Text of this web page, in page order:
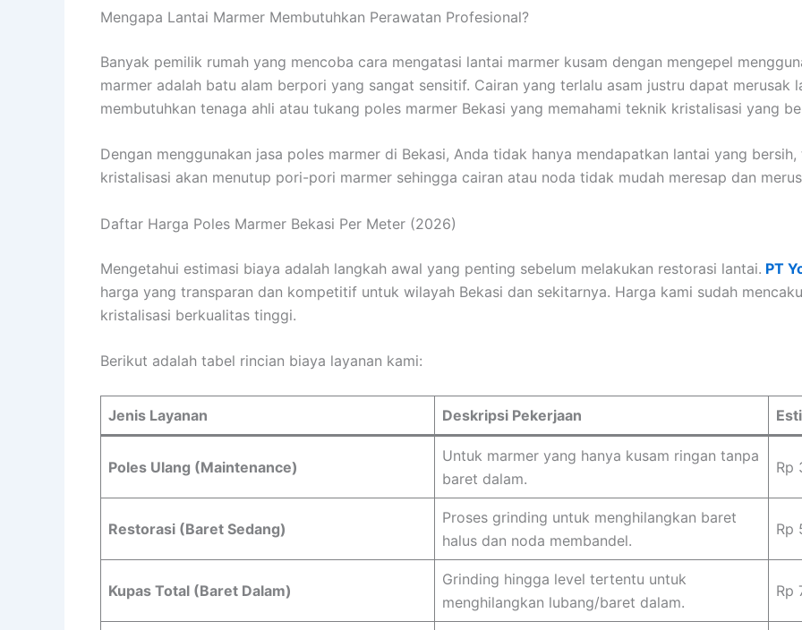
Mengapa Lantai Marmer Membutuhkan Perawatan Profesional?
Banyak pemilik rumah yang mencoba cara mengatasi lantai marmer kusam dengan mengepel
marmer adalah batu alam berpori yang sangat sensitif. Cairan yang terlalu asam justru dapat merusak
membutuhkan tenaga ahli atau tukang poles marmer Bekasi yang memahami teknik kristalisasi yang
Dengan menggunakan jasa poles marmer di Bekasi, Anda tidak hanya mendapatkan lantai yang
kristalisasi akan menutup pori-pori marmer sehingga cairan atau noda tidak mudah meresap dan
Daftar Harga Poles Marmer Bekasi Per Meter (2026)
Mengetahui estimasi biaya adalah langkah awal yang penting sebelum melakukan restorasi lantai. PT
harga yang transparan dan kompetitif untuk wilayah Bekasi dan sekitarnya. Harga kami sudah
kristalisasi berkualitas tinggi.
Berikut adalah tabel rincian biaya layanan kami:
Jenis Layanan Deskripsi Pekerjaan
Poles Ulang (Maintenance)
Untuk marmer yang hanya kusam ringan tanpa
baret dalam.
Rp
Restorasi (Baret Sedang)
Proses grinding untuk menghilangkan baret
halus dan noda membandel.
Rp
Kupas Total (Baret Dalam)
Grinding hingga level tertentu untuk
menghilangkan lubang/baret dalam.
Rp